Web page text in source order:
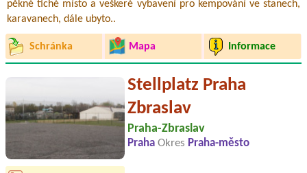
pěkné tiché místo a veškeré vybavení pro kempování ve stanech,
karavanech, dále ubyto..
Schránka Mapa Informace
Stellplatz Praha
Zbraslav
Praha-Zbraslav
Praha Okres Praha-město